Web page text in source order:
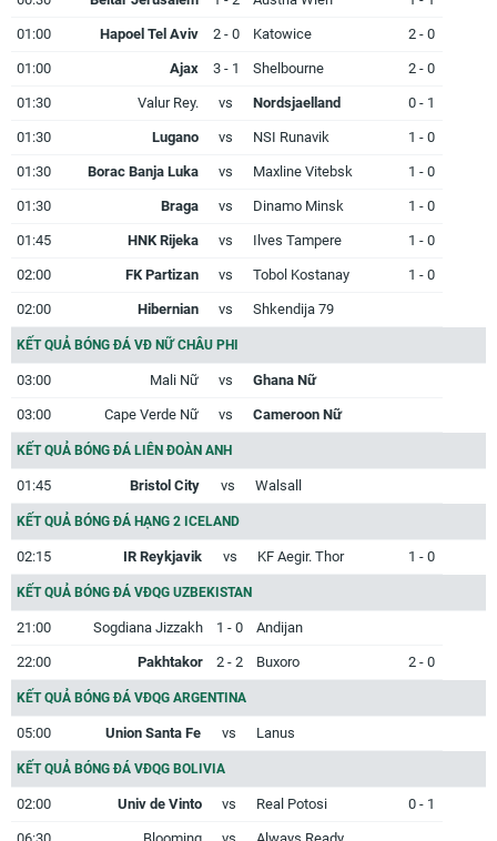
01:00 Hapoel Tel Aviv 2 - 0 Katowice 2 - 0
01:00 Ajax 3 - 1 Shelbourne 2 - 0
01:30 Valur Rey. vs Nordsjaelland 0 - 1
01:30 Lugano vs NSI Runavik 1 - 0
01:30 Borac Banja Luka vs Maxline Vitebsk 1 - 0
01:30 Braga vs Dinamo Minsk 1 - 0
01:45 HNK Rijeka vs Ilves Tampere 1 - 0
02:00 FK Partizan vs Tobol Kostanay 1 - 0
02:00 Hibernian vs Shkendija 79
KẾT QUẢ BÓNG ĐÁ VĐ NỮ CHÂU PHI
03:00 Mali Nữ vs Ghana Nữ
03:00 Cape Verde Nữ vs Cameroon Nữ
KẾT QUẢ BÓNG ĐÁ LIÊN ĐOÀN ANH
01:45 Bristol City vs Walsall
KẾT QUẢ BÓNG ĐÁ HẠNG 2 ICELAND
02:15 IR Reykjavik vs KF Aegir. Thor 1 - 0
KẾT QUẢ BÓNG ĐÁ VĐQG UZBEKISTAN
21:00 Sogdiana Jizzakh 1 - 0 Andijan
22:00 Pakhtakor 2 - 2 Buxoro 2 - 0
KẾT QUẢ BÓNG ĐÁ VĐQG ARGENTINA
05:00 Union Santa Fe vs Lanus
KẾT QUẢ BÓNG ĐÁ VĐQG BOLIVIA
02:00 Univ de Vinto vs Real Potosi 0 - 1